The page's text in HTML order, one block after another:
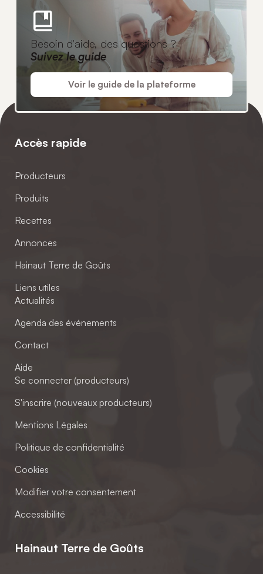
Besoin d'aide, des questions ?
Suivez le guide
Voir le guide de la plateforme
Accès rapide
Producteurs
Produits
Recettes
Annonces
Hainaut Terre de Goûts
Liens utiles
Actualités
Agenda des événements
Contact
Aide
Se connecter (producteurs)
S'inscrire (nouveaux producteurs)
Mentions Légales
Politique de confidentialité
Cookies
Modifier votre consentement
Accessibilité
Hainaut Terre de Goûts